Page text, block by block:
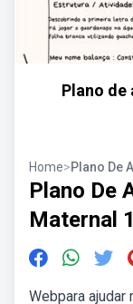
Plano de
Home>Plano De
Plano De
Maternal 1
Webpara